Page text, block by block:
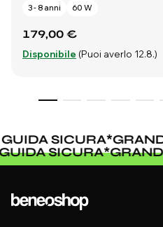
3 - 8 anni 60 W
179,00 €
Disponibile (Puoi averlo 12.8.)
SICURA*
GUIDA SICURA*